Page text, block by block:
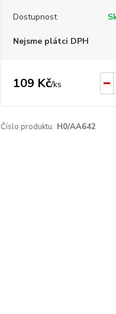
Dostupnost
Nejsme plátci DPH
109 Kč/ks
Číslo produktu: H0/AA642